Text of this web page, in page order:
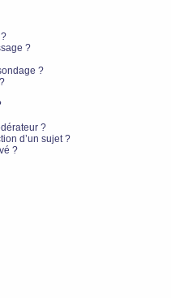
?
?
?
d’un sujet ?
?